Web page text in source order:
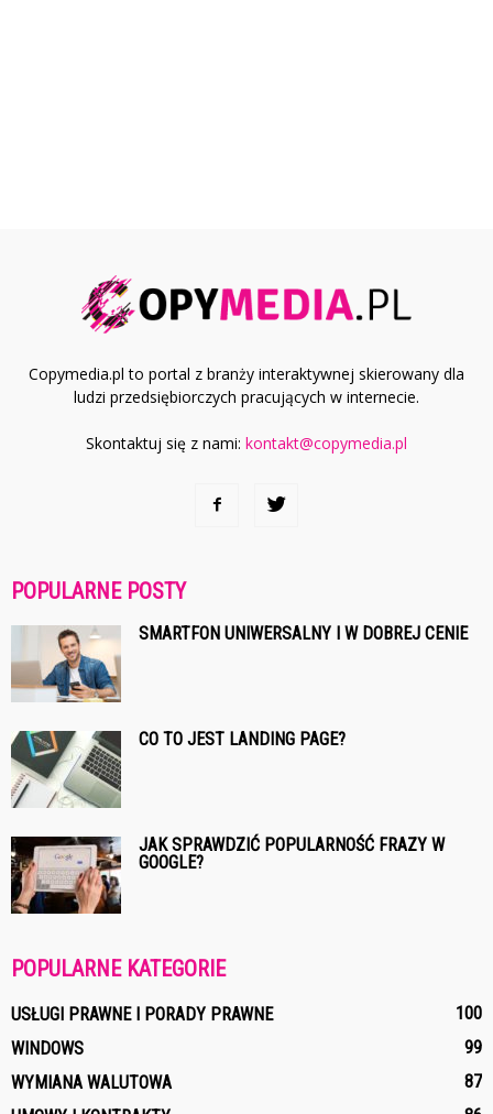
Copymedia.pl to portal z branży interaktywnej skierowany dla
ludzi przedsiębiorczych pracujących w internecie.
Skontaktuj się z nami: kontakt@copymedia.pl
POPULARNE POSTY
SMARTFON UNIWERSALNY I W DOBREJ CENIE
CO TO JEST LANDING PAGE?
JAK SPRAWDZIĆ POPULARNOŚĆ FRAZY W
GOOGLE?
POPULARNE KATEGORIE
USŁUGI PRAWNE I PORADY PRAWNE
100
WINDOWS
99
WYMIANA WALUTOWA
87